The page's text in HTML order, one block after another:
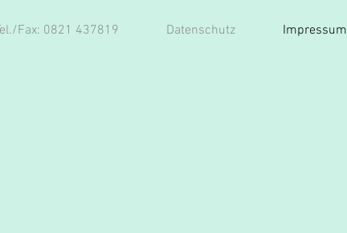
Fax: 0821 437819 Datenschutz Impressum